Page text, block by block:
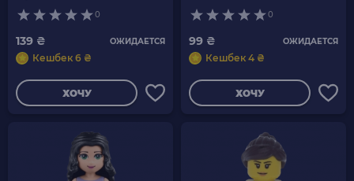
0
139 ₴ ОЖИДАЕТСЯ
Кешбек 6 ₴
ХОЧУ
0
99 ₴ ОЖИДАЕТСЯ
Кешбек 4 ₴
ХОЧУ